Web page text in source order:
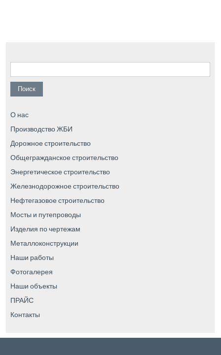
Найти:
О нас
Производство ЖБИ
Дорожное строительство
Общегражданское строительство
Энергетическое строительство
Железнодорожное строительство
Нефтегазовое строительство
Мосты и путепроводы
Изделия по чертежам
Металлоконструкции
Наши работы
Фотогалерея
Наши объекты
ПРАЙС
Контакты